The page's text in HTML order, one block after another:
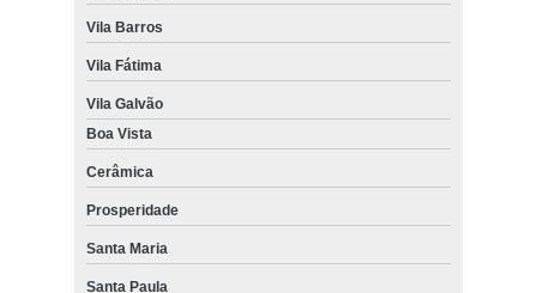
Vila Barros
Vila Fátima
Vila Galvão
Boa Vista
Cerâmica
Prosperidade
Santa Maria
Santa Paula